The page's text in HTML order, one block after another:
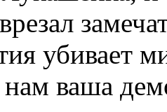
убивает
нам ваша